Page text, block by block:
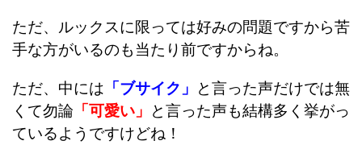
ただ、ルックスに限っては好みの問題ですから苦
手な方がいるのも当たり前ですからね。
ただ、中には 「ブサイク」
と言った声だけでは無
くて勿論 「可愛い」
と言った声も結構多く挙がっ
ているようですけどね！